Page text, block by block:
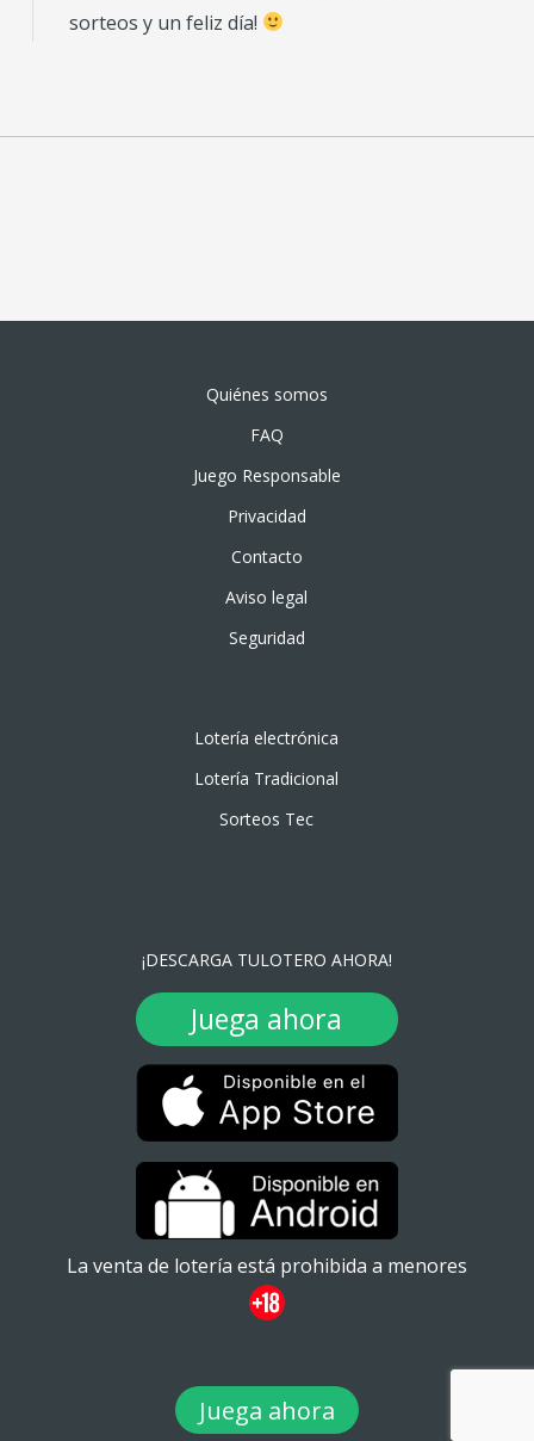
sorteos y un feliz día!
Quiénes somos
FAQ
Juego Responsable
Privacidad
Contacto
Aviso legal
Seguridad
Lotería electrónica
Lotería Tradicional
Sorteos Tec
¡DESCARGA TULOTERO AHORA!
Juega ahora
La venta de lotería está prohibida a menores
Juega ahora